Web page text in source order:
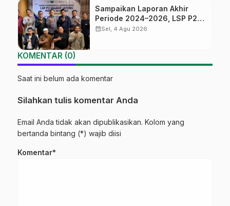
Sampaikan Laporan Akhir
Periode 2024–2026, LSP P2
Ma’arif NU Jateng Mantapkan
calendar_monthSel, 4 Agu 2026
KOMENTAR (0)
Saat ini belum ada komentar
Silahkan tulis komentar Anda
Email Anda tidak akan dipublikasikan. Kolom yang
bertanda bintang (*) wajib diisi
Komentar*